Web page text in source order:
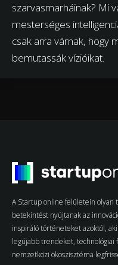
szarvasmarháinak? Mi
mesterséges
csak arra várnak, hogy
bemutassák vízióikat.
A Startup online felületein olyan
betekintést nyújtanak az
inspiráló történeteket azoktól,
legújabb trendeket,
nemzetközi ökoszisztéma